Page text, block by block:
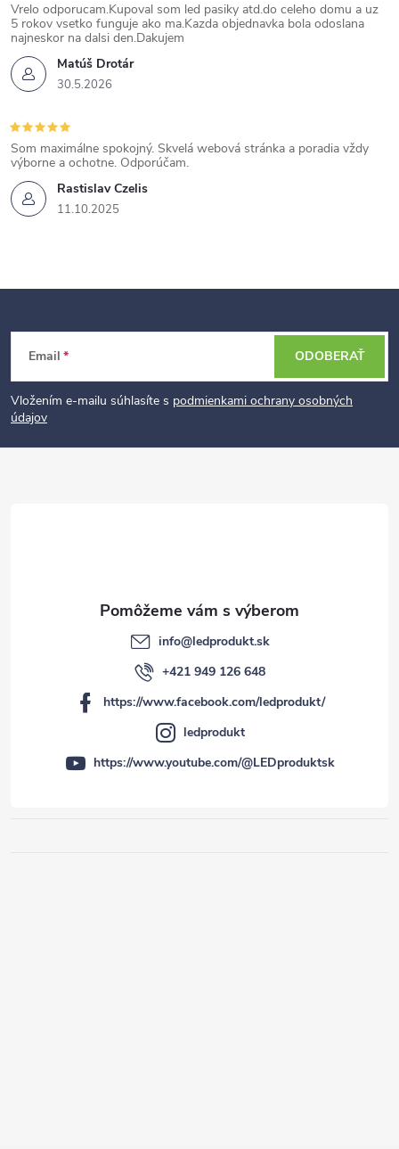
Matúš Drotár
30.5.2026
Vrelo odporucam.Kupoval som led pasiky atd.do celeho domu a uz
5 rokov vsetko funguje ako ma.Kazda objednavka bola odoslana
najneskor na dalsi den.Dakujem
Rastislav Czelis
11.10.2025
Som maximálne spokojný. Skvelá webová stránka a poradia vždy
výborne a ochotne. Odporúčam.
t
Email
Vložením e-mailu súhlasíte s podmienkami ochrany osobných
údajov
ODOBERAŤ
info@ledprodukt.sk
+421 949 126 648
https://www.facebook.com/ledprodukt/
ledprodukt
https://www.youtube.com/@LEDproduktsk